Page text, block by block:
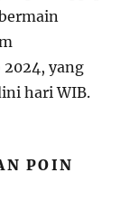
2024, yang
hari WIB.
POIN